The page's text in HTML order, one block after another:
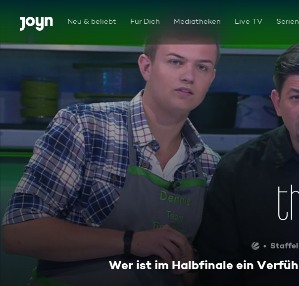
Zum Inhalt springen
Barrierefrei Neu & beliebt Für Dich Mediatheken Live TV Serien
Staffel
Wer ist im Halbfinale ein